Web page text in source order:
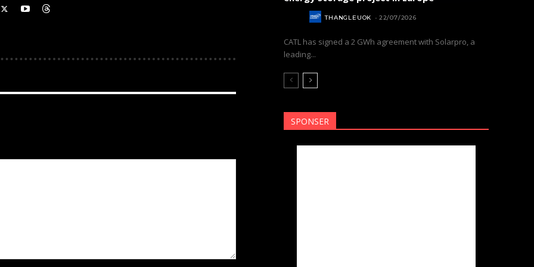
THANGLEUOK - 22/07/2026
CATL has signed a 2 GWh agreement with Solarpro, a
leading...
SPONSER